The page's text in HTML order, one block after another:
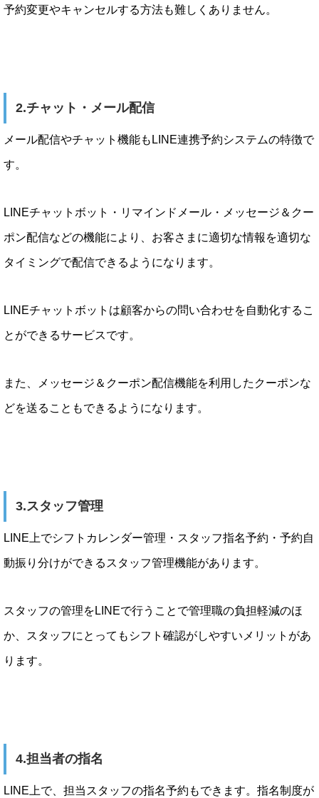
予約変更やキャンセルする方法も難しくありません。
2.チャット・メール配信
メール配信やチャット機能もLINE連携予約システムの特徴で
す。
LINEチャットボット・リマインドメール・メッセージ＆クー
ポン配信などの機能により、お客さまに適切な情報を適切な
タイミングで配信できるようになります。
LINEチャットボットは顧客からの問い合わせを自動化するこ
とができるサービスです。
また、メッセージ＆クーポン配信機能を利用したクーポンな
どを送ることもできるようになります。
3.スタッフ管理
LINE上でシフトカレンダー管理・スタッフ指名予約・予約自
動振り分けができるスタッフ管理機能があります。
スタッフの管理をLINEで行うことで管理職の負担軽減のほ
か、スタッフにとってもシフト確認がしやすいメリットがあ
ります。
4.担当者の指名
LINE上で、担当スタッフの指名予約もできます。指名制度が